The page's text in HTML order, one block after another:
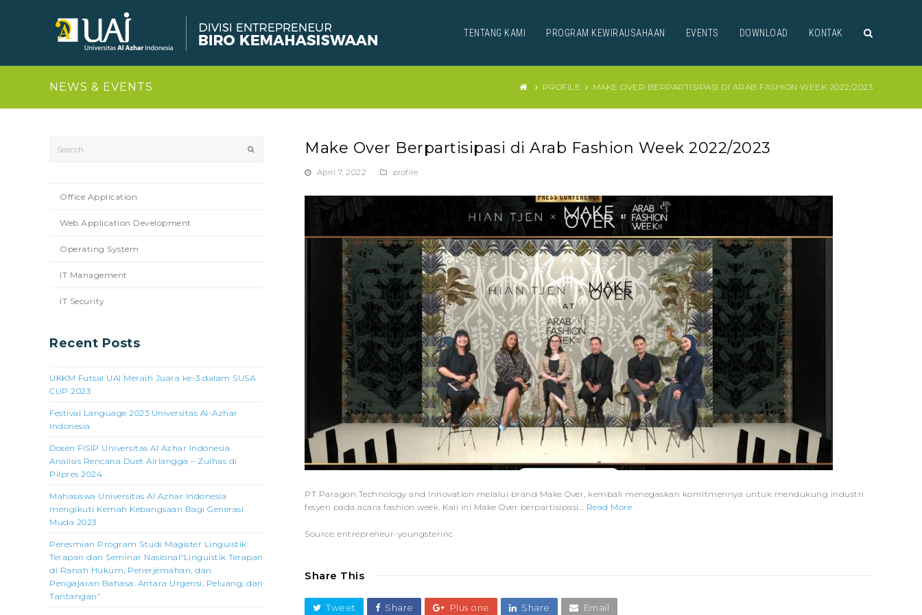
TENTANG KAMI PROGRAM KEWIRAUSAHAAN EVENTS DOWNLOAD KONTAK
NEWS & EVENTS PROFILE MAKE OVER BERPARTISIPASI DI ARAB FASHION WEEK 2022/2023
Make Over Berpartisipasi di Arab Fashion Week 2022/2023
April 7, 2022 profile
PT Paragon Technology and Innovation melalui brand Make Over, kembali menegaskan komitmennya untuk mendukung industri
fesyen pada acara fashion week. Kali ini Make Over berpartisipasi… Read More
Source: entrepreneur-youngsterinc
Share This
Tweet Share Plus one Share Email
Office Application
Web Application Development
Operating System
IT Management
IT Security
Recent Posts
UKKM Futsal UAI Meraih Juara ke-3 dalam SUSA
CUP 2023
Festival Language 2023 Universitas Al-Azhar
Indonesia
Dosen FISIP Universitas Al Azhar Indonesia
Analisis Rencana Duet Airlangga – Zulhas di
Pilpres 2024
Mahasiswa Universitas Al Azhar Indonesia
mengikuti Kemah Kebangsaan Bagi Generasi
Muda 2023
Peresmian Program Studi Magister Linguistik
Terapan dan Seminar Nasional“Linguistik Terapan
di Ranah Hukum, Penerjemahan, dan
Pengajaran Bahasa: Antara Urgensi, Peluang, dan
Tantangan”